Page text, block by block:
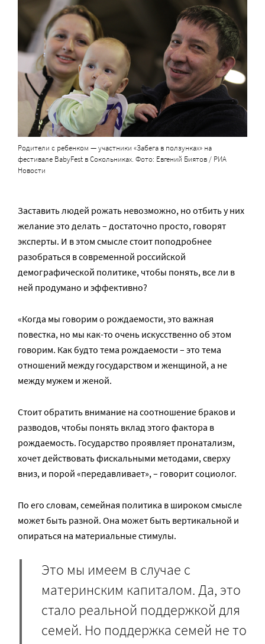
Родители с ребенком — участники «Забега в ползунках» на
фестивале BabyFest в Сокольниках. Фото: Евгений Биятов / РИА
Новости
Заставить людей рожать невозможно, но отбить у них
желание это делать – достаточно просто, говорят
эксперты. И в этом смысле стоит поподробнее
разобраться в современной российской
демографической политике, чтобы понять, все ли в
ней продумано и эффективно?
«Когда мы говорим о рождаемости, это важная
повестка, но мы как-то очень искусственно об этом
говорим. Как будто тема рождаемости – это тема
отношений между государством и женщиной, а не
между мужем и женой.
Стоит обратить внимание на соотношение браков и
разводов, чтобы понять вклад этого фактора в
рождаемость. Государство проявляет пронатализм,
хочет действовать фискальными методами, сверху
вниз, и порой «передавливает», – говорит социолог.
По его словам, семейная политика в широком смысле
может быть разной. Она может быть вертикальной и
опираться на материальные стимулы.
Это мы имеем в случае с
материнским капиталом. Да, это
стало реальной поддержкой для
семей. Но поддержка семей не то